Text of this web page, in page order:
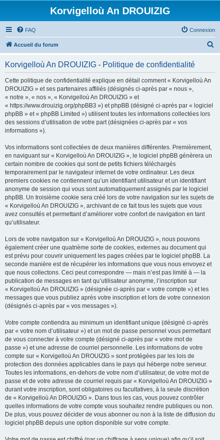
Korvigelloù An DROUIZIG
FAQ Connexion
Accueil du forum
Korvigelloù An DROUIZIG - Politique de confidentialité
Cette politique de confidentialité explique en détail comment « Korvigelloù An
DROUIZIG » et ses partenaires affiliés (désignés ci-après par « nous »,
« notre », « nos », « Korvigelloù An DROUIZIG » et
« https://www.drouizig.org/phpBB3 ») et phpBB (désigné ci-après par « logiciel
phpBB » et « phpBB Limited ») utilisent toutes les informations collectées lors
des sessions d’utilisation de votre part (désignées ci-après par « vos
informations »).
Vos informations sont collectées de deux manières différentes. Premièrement,
en naviguant sur « Korvigelloù An DROUIZIG », le logiciel phpBB génèrera un
certain nombre de cookies qui sont de petits fichiers téléchargés
temporairement par le navigateur internet de votre ordinateur. Les deux
premiers cookies ne contiennent qu’un identifiant utilisateur et un identifiant
anonyme de session qui vous sont automatiquement assignés par le logiciel
phpBB. Un troisième cookie sera créé lors de votre navigation sur les sujets de
« Korvigelloù An DROUIZIG », archivant de ce fait tous les sujets que vous
avez consultés et permettant d’améliorer votre confort de navigation en tant
qu’utilisateur.
Lors de votre navigation sur « Korvigelloù An DROUIZIG », nous pouvons
également créer une quatrième sorte de cookies, externes au document qui
est prévu pour couvrir uniquement les pages créées par le logiciel phpBB. La
seconde manière est de récupérer les informations que vous nous envoyez et
que nous collectons. Ceci peut correspondre — mais n’est pas limité à — la
publication de messages en tant qu’utilisateur anonyme, l’inscription sur
« Korvigelloù An DROUIZIG » (désignée ci-après par « votre compte ») et les
messages que vous publiez après votre inscription et lors de votre connexion
(désignés ci-après par « vos messages »).
Votre compte contiendra au minimum un identifiant unique (désigné ci-après
par « votre nom d’utilisateur ») et un mot de passe personnel vous permettant
de vous connecter à votre compte (désigné ci-après par « votre mot de
passe ») et une adresse de courriel personnelle. Les informations de votre
compte sur « Korvigelloù An DROUIZIG » sont protégées par les lois de
protection des données applicables dans le pays qui héberge notre serveur.
Toutes les informations, en-dehors de votre nom d’utilisateur, de votre mot de
passe et de votre adresse de courriel requis par « Korvigelloù An DROUIZIG »
durant votre inscription, sont obligatoires ou facultatives, à la seule discrétion
de « Korvigelloù An DROUIZIG ». Dans tous les cas, vous pouvez contrôler
quelles informations de votre compte vous souhaitez rendre publiques ou non.
De plus, vous pouvez décider de vous abonner ou non à la liste de diffusion du
logiciel phpBB depuis une option disponible sur votre compte.